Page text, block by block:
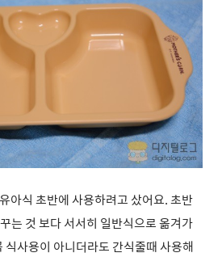
아식 초반에 사용하려고 샀어요. 초반
는 것 보다 서서히 일반식으로 옮겨가
식사용이 아니더라도 간식줄때 사용해